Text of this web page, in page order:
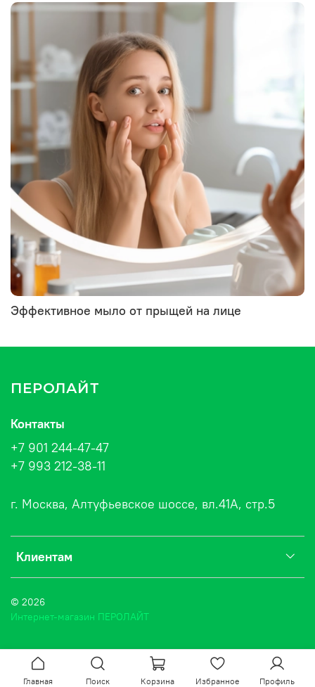
Эффективное мыло от прыщей на лице
ПЕРОЛАЙТ
Клиентам
Контакты
+7 901 244-47-47
+7 993 212-38-11
г. Москва, Алтуфьевское шоссе, вл.41А, стр.5
© 2026
Интернет-магазин ПЕРОЛАЙТ
Главная Поиск Корзина Избранное Профиль